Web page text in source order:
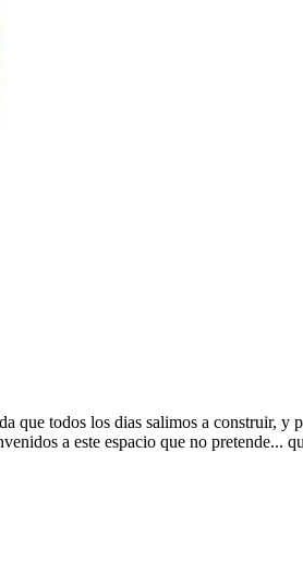
que todos los dias salimos a construir,
a este espacio que no pretende...